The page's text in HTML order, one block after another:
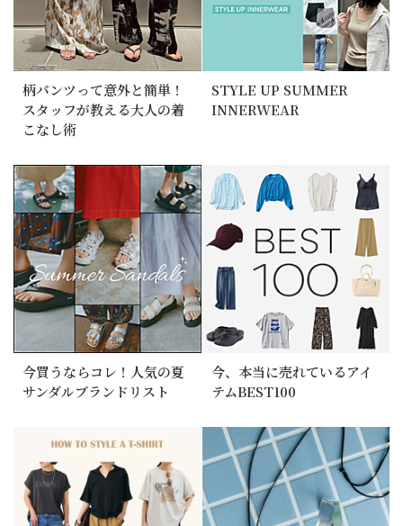
柄パンツって意外と簡単！
スタッフが教える大人の着
こなし術
STYLE UP SUMMER
INNERWEAR
今買うならコレ！人気の夏
サンダルブランドリスト
今、本当に売れているアイ
テムBEST100